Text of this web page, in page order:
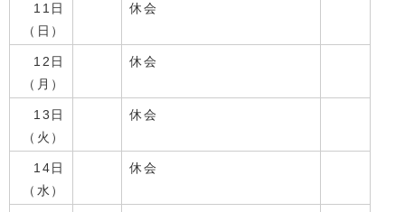
11日
（日）
休会
12日
（月）
休会
13日
（火）
休会
14日
（水）
休会